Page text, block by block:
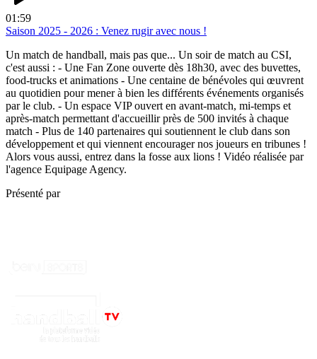
01:59
Saison 2025 - 2026 : Venez rugir avec nous !
Un match de handball, mais pas que... Un soir de match au CSI,
c'est aussi : - Une Fan Zone ouverte dès 18h30, avec des buvettes,
food-trucks et animations - Une centaine de bénévoles qui œuvrent
au quotidien pour mener à bien les différents événements organisés
par le club. - Un espace VIP ouvert en avant-match, mi-temps et
après-match permettant d'accueillir près de 500 invités à chaque
match - Plus de 140 partenaires qui soutiennent le club dans son
développement et qui viennent encourager nos joueurs en tribunes !
Alors vous aussi, entrez dans la fosse aux lions ! Vidéo réalisée par
l'agence Equipage Agency.
Présenté par